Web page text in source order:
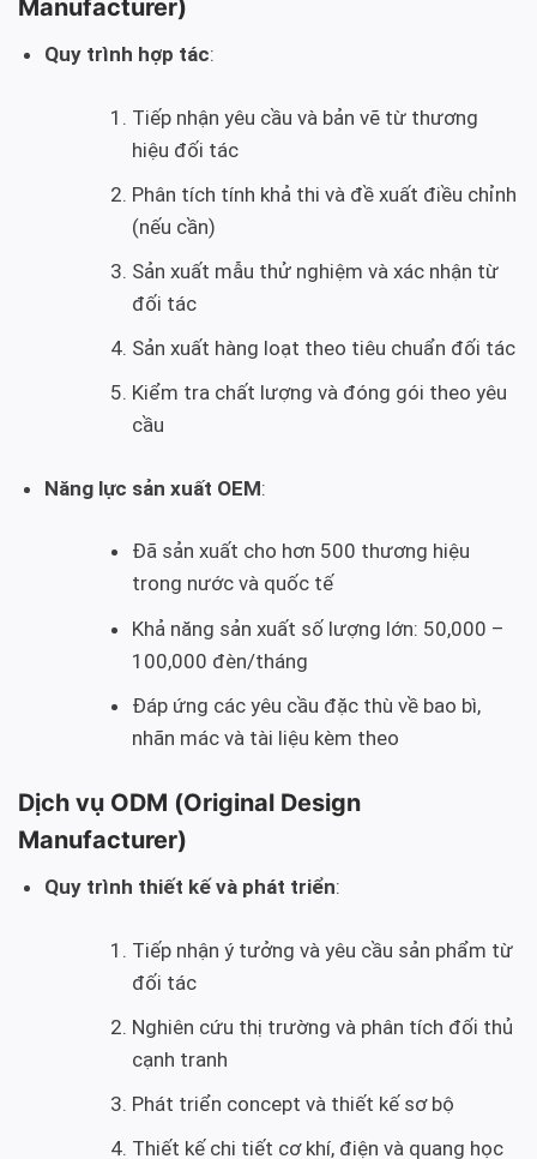
Manufacturer)
Quy trình hợp tác:
Tiếp nhận yêu cầu và bản vẽ từ thương
hiệu đối tác
Phân tích tính khả thi và đề xuất điều chỉnh
(nếu cần)
Sản xuất mẫu thử nghiệm và xác nhận từ
đối tác
Sản xuất hàng loạt theo tiêu chuẩn đối tác
Kiểm tra chất lượng và đóng gói theo yêu
cầu
Năng lực sản xuất OEM:
Đã sản xuất cho hơn 500 thương hiệu
trong nước và quốc tế
Khả năng sản xuất số lượng lớn: 50,000 –
100,000 đèn/tháng
Đáp ứng các yêu cầu đặc thù về bao bì,
nhãn mác và tài liệu kèm theo
Dịch vụ ODM (Original Design
Manufacturer)
Quy trình thiết kế và phát triển:
Tiếp nhận ý tưởng và yêu cầu sản phẩm từ
đối tác
Nghiên cứu thị trường và phân tích đối thủ
cạnh tranh
Phát triển concept và thiết kế sơ bộ
Thiết kế chi tiết cơ khí, điện và quang học